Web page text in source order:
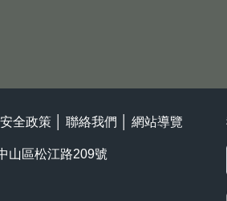
全政策 聯絡我們 網站導覽
山區松江路209號